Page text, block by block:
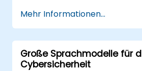
der Integration
nutzen.
Die Leistungsfähigkeit
Systeme bewerten.
Mehr Informationen...
Große Sprachmodelle für
Cybersicherheit